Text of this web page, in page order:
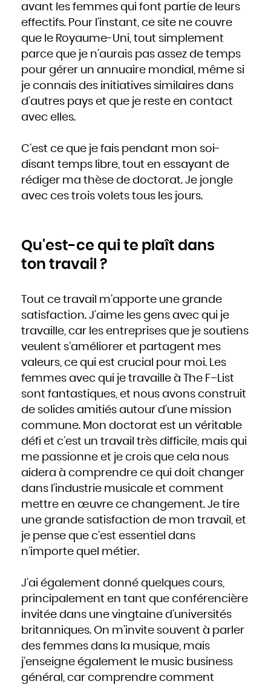
avant les femmes qui font partie de leurs
effectifs. Pour l’instant, ce site ne couvre
que le Royaume-Uni, tout simplement
parce que je n’aurais pas assez de temps
pour gérer un annuaire mondial, même si
je connais des initiatives similaires dans
d’autres pays et que je reste en contact
avec elles.
C’est ce que je fais pendant mon soi-
disant temps libre, tout en essayant de
rédiger ma thèse de doctorat. Je jongle
avec ces trois volets tous les jours.
Qu'est-ce qui te plaît dans
ton travail ?
Tout ce travail m’apporte une grande
satisfaction. J’aime les gens avec qui je
travaille, car les entreprises que je soutiens
veulent s’améliorer et partagent mes
valeurs, ce qui est crucial pour moi. Les
femmes avec qui je travaille à The F–List
sont fantastiques, et nous avons construit
de solides amitiés autour d’une mission
commune. Mon doctorat est un véritable
défi et c’est un travail très difficile, mais qui
me passionne et je crois que cela nous
aidera à comprendre ce qui doit changer
dans l’industrie musicale et comment
mettre en œuvre ce changement. Je tire
une grande satisfaction de mon travail, et
je pense que c’est essentiel dans
n’importe quel métier.
J’ai également donné quelques cours,
principalement en tant que conférencière
invitée dans une vingtaine d’universités
britanniques. On m’invite souvent à parler
des femmes dans la musique, mais
j’enseigne également le music business
général, car comprendre comment